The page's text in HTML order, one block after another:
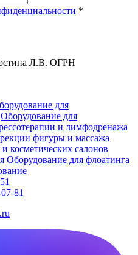
*
Л.В. ОГРН
для
Оборудование для
и лимфодренажа
фигуры и массажа
косметических салонов
Оборудование для флоатинга
81